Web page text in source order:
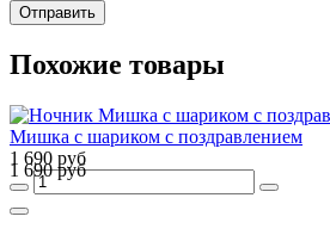
Отправить
Похожие товары
Мишка с шариком с поздравлением
1 690 руб
1 690 руб